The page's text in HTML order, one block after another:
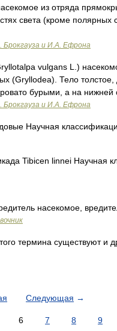
из отряда
света (кроме
Брокгауза и И.А. Ефрона
vulgans L.)
(Gryllodea). Тело
бурыми, а на
Брокгауза и И.А. Ефрона
Научная
Tibicen linnei Научная
насекомое,
термина существуют и
Следующая →
6 7 8 9